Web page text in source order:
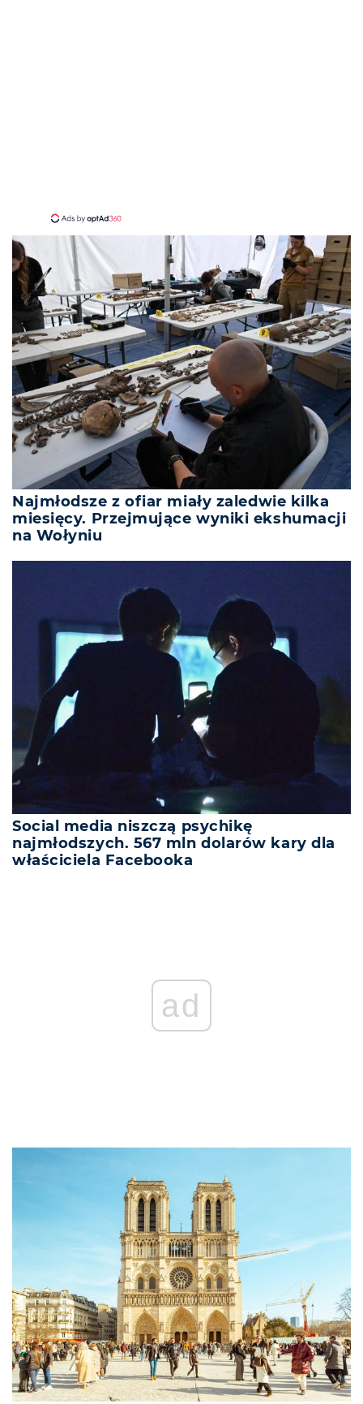
Najmłodsze z ofiar miały zaledwie kilka
miesięcy. Przejmujące wyniki ekshumacji
na Wołyniu
Social media niszczą psychikę
najmłodszych. 567 mln dolarów kary dla
właściciela Facebooka
ad